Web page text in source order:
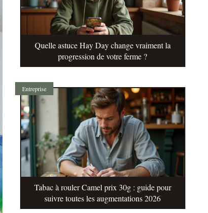
Quelle astuce Hay Day change vraiment la
progression de votre ferme ?
Entreprise
Tabac à rouler Camel prix 30g : guide pour
suivre toutes les augmentations 2026